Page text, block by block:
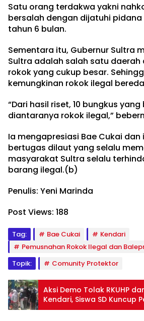
Satu orang terdakwa yakni
bersalah dengan dijatuhi pidana
tahun 6 bulan.
Sementara itu, Gubernur Sultra
Sultra adalah salah satu daerah
rokok yang cukup besar.
kemungkinan rokok ilegal
“Dari hasil riset, 10 bungkus
diantaranya rokok ilegal,”
Ia mengapresiasi Bae Cukai
bertugas dilaut yang selalu
masyarakat Sultra selalu
barang ilegal.(b)
Penulis: Yeni Marinda
Post Views: 188
Tag: Bae Cukai
Kendari
Pemusnahan Rokok Ilegal dan
Topik:
Comunity Protektor
Aksi Demo Tolak RKUHP
Kendari, Siswa SD Kuncup
Dipulangkan